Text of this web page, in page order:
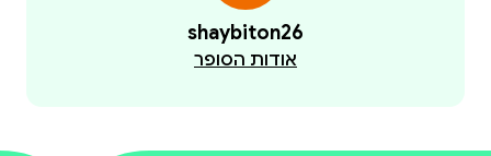
shaybiton26
אודות הסופר